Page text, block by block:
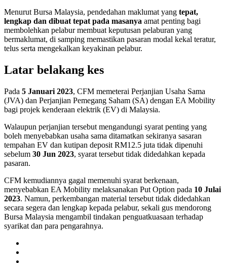
Menurut Bursa Malaysia, pendedahan maklumat yang tepat,
lengkap dan dibuat tepat pada masanya amat penting bagi
membolehkan pelabur membuat keputusan pelaburan yang
bermaklumat, di samping memastikan pasaran modal kekal teratur,
telus serta mengekalkan keyakinan pelabur.
Latar belakang kes
Pada 5 Januari 2023, CFM memeterai Perjanjian Usaha Sama
(JVA) dan Perjanjian Pemegang Saham (SA) dengan EA Mobility
bagi projek kenderaan elektrik (EV) di Malaysia.
Walaupun perjanjian tersebut mengandungi syarat penting yang
boleh menyebabkan usaha sama ditamatkan sekiranya sasaran
tempahan EV dan kutipan deposit RM12.5 juta tidak dipenuhi
sebelum 30 Jun 2023, syarat tersebut tidak didedahkan kepada
pasaran.
CFM kemudiannya gagal memenuhi syarat berkenaan,
menyebabkan EA Mobility melaksanakan Put Option pada 10 Julai
2023. Namun, perkembangan material tersebut tidak didedahkan
secara segera dan lengkap kepada pelabur, sekali gus mendorong
Bursa Malaysia mengambil tindakan penguatkuasaan terhadap
syarikat dan para pengarahnya.